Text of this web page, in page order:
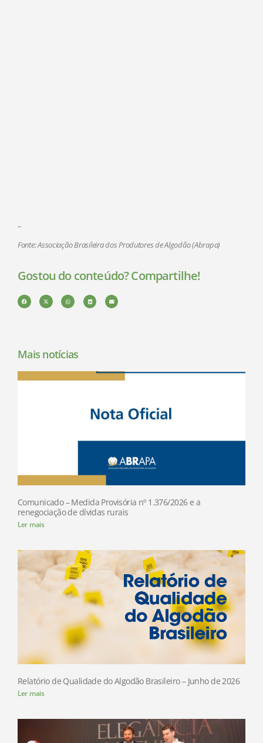
–
Fonte: Associação Brasileira dos Produtores de Algodão (Abrapa)
Gostou do conteúdo? Compartilhe!
Mais notícias
Comunicado – Medida Provisória nº 1.376/2026 e a
renegociação de dívidas rurais
Ler mais
Relatório de Qualidade do Algodão Brasileiro – Junho de 2026
Ler mais